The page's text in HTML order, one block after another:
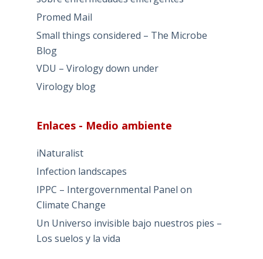
Promed Mail
Small things considered – The Microbe
Blog
VDU – Virology down under
Virology blog
Enlaces - Medio ambiente
iNaturalist
Infection landscapes
IPPC – Intergovernmental Panel on
Climate Change
Un Universo invisible bajo nuestros pies –
Los suelos y la vida